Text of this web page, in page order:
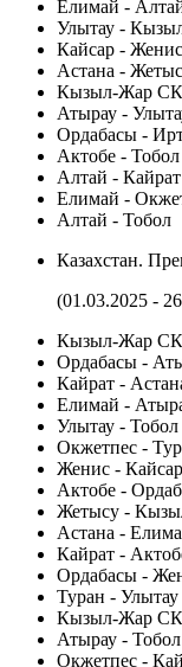
Елимай -
Улытау -
Кайсар - Женис
Астана -
Кызыл-Жар СК
Атырау -
Ордабасы -
Актобе - Тобол
Алтай - Кайрат
Елимай -
Алтай - Тобол
Казахстан.
(01.03.2025 -
Кызыл-Жар
Ордабасы -
Кайрат -
Елимай -
Улытау - Тобол
Окжетпес -
Женис - Кайсар
Актобе -
Жетысу -
Астана -
Кайрат -
Ордабасы -
Туран - Улытау
Кызыл-Жар СК
Атырау - Тобол
Окжетпес -